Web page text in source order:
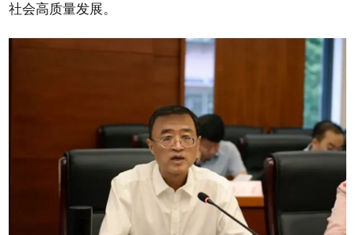
社会高质量发展。